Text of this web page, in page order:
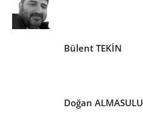
Bülent TEKİN
Doğan ALMASULU